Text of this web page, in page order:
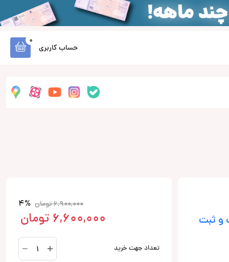
حساب کاربری
0
و ثبت
6,900,000تومان 4%
6,600,000 تومان
تعداد جهت خرید
G700S
دوربین